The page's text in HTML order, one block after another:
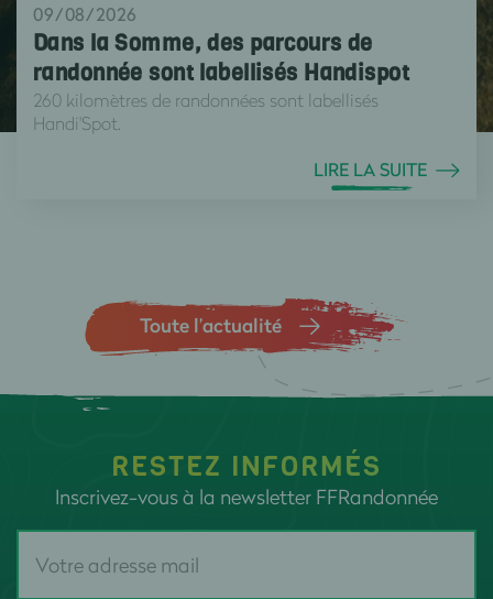
09/08/2026
Dans la Somme, des parcours de
randonnée sont labellisés Handispot
260 kilomètres de randonnées sont labellisés
Handi'Spot.
LIRE LA SUITE
Toute l’actualité
RESTEZ INFORMÉS
Inscrivez-vous à la newsletter FFRandonnée